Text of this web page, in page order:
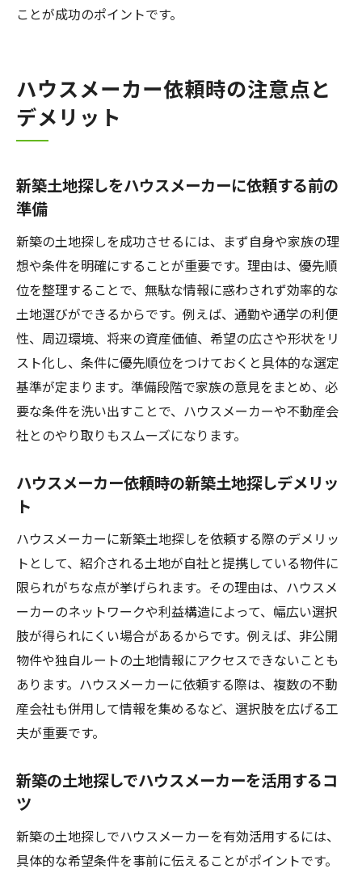
ことが成功のポイントです。
ハウスメーカー依頼時の注意点と
デメリット
新築土地探しをハウスメーカーに依頼する前の
準備
新築の土地探しを成功させるには、まず自身や家族の理
想や条件を明確にすることが重要です。理由は、優先順
位を整理することで、無駄な情報に惑わされず効率的な
土地選びができるからです。例えば、通勤や通学の利便
性、周辺環境、将来の資産価値、希望の広さや形状をリ
スト化し、条件に優先順位をつけておくと具体的な選定
基準が定まります。準備段階で家族の意見をまとめ、必
要な条件を洗い出すことで、ハウスメーカーや不動産会
社とのやり取りもスムーズになります。
ハウスメーカー依頼時の新築土地探しデメリッ
ト
ハウスメーカーに新築土地探しを依頼する際のデメリッ
トとして、紹介される土地が自社と提携している物件に
限られがちな点が挙げられます。その理由は、ハウスメ
ーカーのネットワークや利益構造によって、幅広い選択
肢が得られにくい場合があるからです。例えば、非公開
物件や独自ルートの土地情報にアクセスできないことも
あります。ハウスメーカーに依頼する際は、複数の不動
産会社も併用して情報を集めるなど、選択肢を広げる工
夫が重要です。
新築の土地探しでハウスメーカーを活用するコ
ツ
新築の土地探しでハウスメーカーを有効活用するには、
具体的な希望条件を事前に伝えることがポイントです。